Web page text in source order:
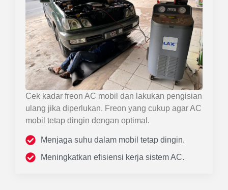
Cek kadar freon AC mobil dan lakukan pengisian
ulang jika diperlukan. Freon yang cukup agar AC
mobil tetap dingin dengan optimal.
Menjaga suhu dalam mobil tetap dingin.
Meningkatkan efisiensi kerja sistem AC.